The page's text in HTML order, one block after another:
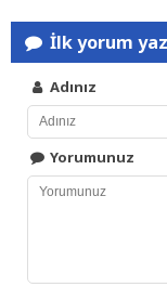
İlk yorum
Adınız
Yorumunuz